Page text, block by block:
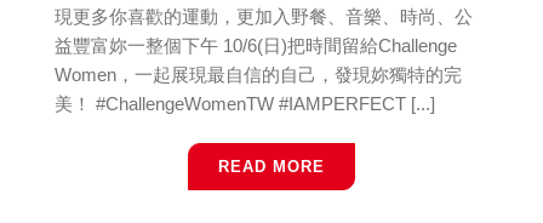
現更多你喜歡的運動，更加入野餐、音樂、時尚、公
益豐富妳一整個下午 10/6(日)把時間留給Challenge
Women，一起展現最自信的自己，發現妳獨特的完
美！ #ChallengeWomenTW #IAMPERFECT [...]
READ MORE